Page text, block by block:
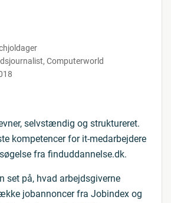
, Computerworld
selvstændig og struktureret.
kompetencer for it-medarbejdere
fra finduddannelse.dk.
set på, hvad arbejdsgiverne
jobannoncer fra Jobindex og